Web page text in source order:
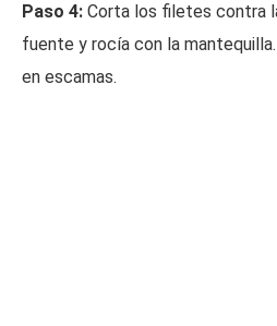
Paso 4: Corta los filetes contra
fuente y rocía con la
en escamas.